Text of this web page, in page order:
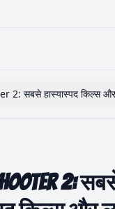
2: सबसे हास्यास्पद किल्स
2: